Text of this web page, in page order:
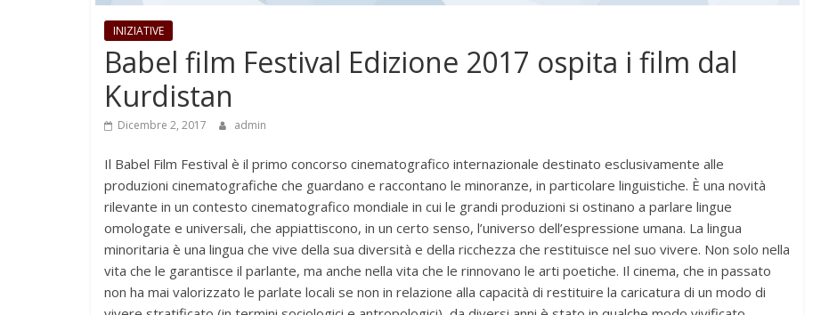
INIZIATIVE
Babel film Festival Edizione 2017 ospita i film dal
Kurdistan
Dicembre 2, 2017 admin
Il Babel Film Festival è il primo concorso cinematografico internazionale destinato esclusivamente alle
produzioni cinematografiche che guardano e raccontano le minoranze, in particolare linguistiche. È una novità
rilevante in un contesto cinematografico mondiale in cui le grandi produzioni si ostinano a parlare lingue
omologate e universali, che appiattiscono, in un certo senso, l’universo dell’espressione umana. La lingua
minoritaria è una lingua che vive della sua diversità e della ricchezza che restituisce nel suo vivere. Non solo nella
vita che le garantisce il parlante, ma anche nella vita che le rinnovano le arti poetiche. Il cinema, che in passato
non ha mai valorizzato le parlate locali se non in relazione alla capacità di restituire la caricatura di un modo di